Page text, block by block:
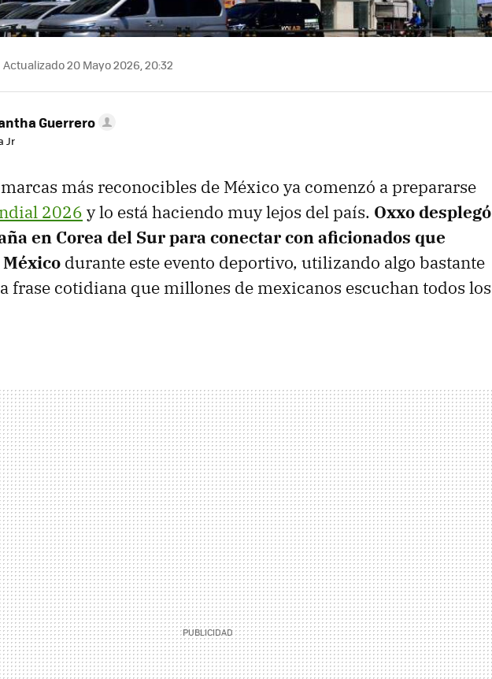
Actualizado 20 Mayo 2026, 20:32
Guerrero
Jr
más reconocibles de México ya comenzó a prepararse
2026 y lo está haciendo muy lejos del país. Oxxo desplegó
en Corea del Sur para conectar con aficionados que
durante este evento deportivo, utilizando algo bastante
frase cotidiana que millones de mexicanos escuchan todos los